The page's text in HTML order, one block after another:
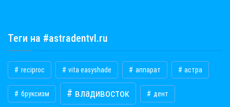
Теги на #astradentvl.ru
reciproc vita easyshade аппарат астра
бруксизм владивосток дент